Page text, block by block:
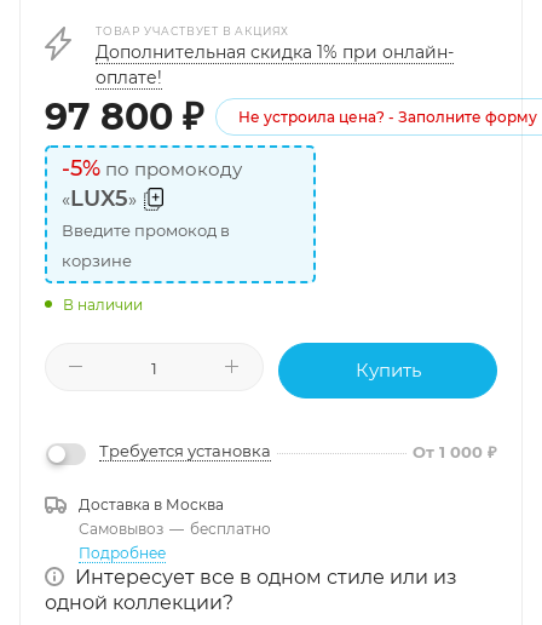
ТОВАР УЧАСТВУЕТ В АКЦИЯХ
Дополнительная скидка 1% при онлайн-
оплате!
97 800 ₽ Не устроила цена? - Заполните форму
-5% по промокоду
«LUX5»
Введите промокод в
корзине
В наличии
Купить
Требуется установка От 1 000 ₽
Доставка в Москва
Самовывоз — бесплатно
Подробнее
Интересует все в одном стиле или из
одной коллекции?